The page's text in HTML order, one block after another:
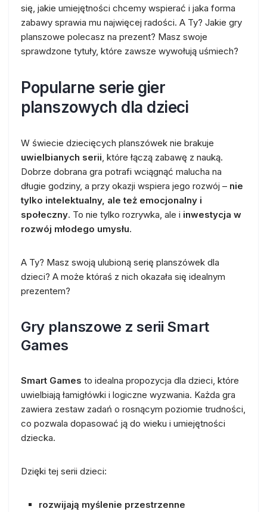
się, jakie umiejętności chcemy wspierać i jaka forma
zabawy sprawia mu najwięcej radości. A Ty? Jakie gry
planszowe polecasz na prezent? Masz swoje
sprawdzone tytuły, które zawsze wywołują uśmiech?
Popularne serie gier
planszowych dla dzieci
W świecie dziecięcych planszówek nie brakuje
uwielbianych serii, które łączą zabawę z nauką.
Dobrze dobrana gra potrafi wciągnąć malucha na
długie godziny, a przy okazji wspiera jego rozwój – nie
tylko intelektualny, ale też emocjonalny i
społeczny. To nie tylko rozrywka, ale i inwestycja w
rozwój młodego umysłu.
A Ty? Masz swoją ulubioną serię planszówek dla
dzieci? A może któraś z nich okazała się idealnym
prezentem?
Gry planszowe z serii Smart
Games
Smart Games to idealna propozycja dla dzieci, które
uwielbiają łamigłówki i logiczne wyzwania. Każda gra
zawiera zestaw zadań o rosnącym poziomie trudności,
co pozwala dopasować ją do wieku i umiejętności
dziecka.
Dzięki tej serii dzieci:
rozwijają myślenie przestrzenne